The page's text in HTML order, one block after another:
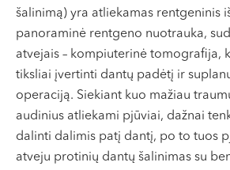
šalinimą) yra atliekamas rentgeninis
panoraminė rentgeno nuotrauka,
atvejais – kompiuterinė tomografija,
tiksliai įvertinti dantų padėtį ir
operaciją. Siekiant kuo mažiau
audinius atliekami pjūviai, dažnai
dalinti dalimis patį dantį, po to tuos
atveju protinių dantų šalinimas su